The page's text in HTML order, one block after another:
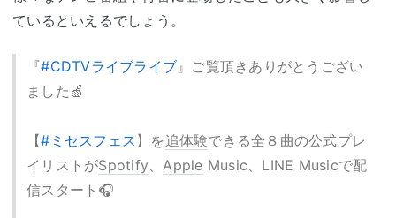
ているといえるでしょう。
『#CDTVライブライブ』ご覧頂きありがとうござい
ました🍏
【#ミセスフェス 】を追体験できる全８曲の公式プレ
イリストがSpotify、Apple Music、LINE Musicで配
信スタート🎧